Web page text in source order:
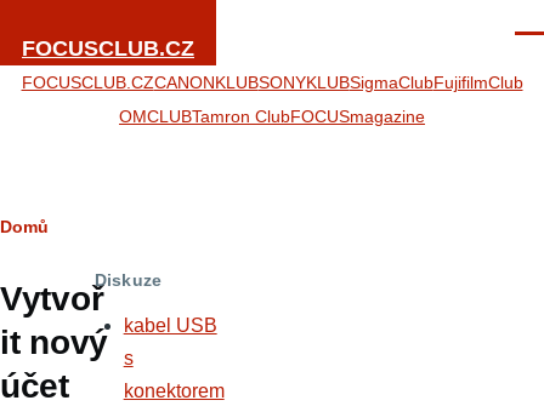
FOCUSCLUB.CZ
FOCUSCLUB.CZCANONKLUBSONYKLUBSigmaClubFujifilmClub
OMCLUBTamron ClubFOCUSmagazine
Hlavní
záložky
Drobečková
navigace
Domů
Vytvoř
it nový
účet
Diskuze
kabel USB
s
konektorem